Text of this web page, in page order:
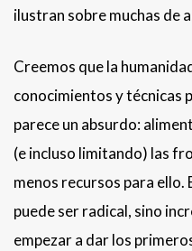
ilustran sobre muchas de
Creemos que la
conocimientos y técnicas
parece un absurdo:
(e incluso limitando) las
menos recursos para ello.
puede ser radical, sino
empezar a dar los